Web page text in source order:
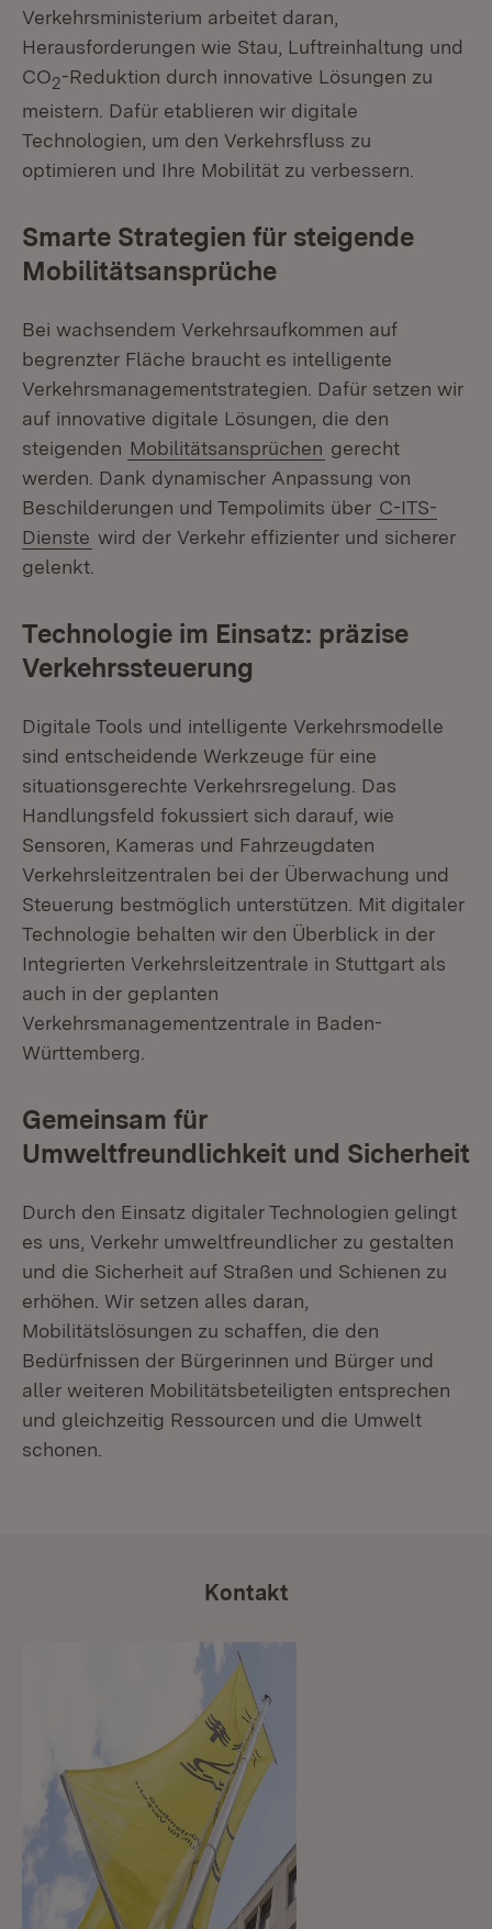
Verkehrsministerium arbeitet daran,
Herausforderungen wie Stau, Luftreinhaltung und
CO2-Reduktion durch innovative Lösungen zu
meistern. Dafür etablieren wir digitale
Technologien, um den Verkehrsfluss zu
optimieren und Ihre Mobilität zu verbessern.
Smarte Strategien für steigende
Mobilitätsansprüche
Bei wachsendem Verkehrsaufkommen auf
begrenzter Fläche braucht es intelligente
Verkehrsmanagementstrategien. Dafür setzen wir
auf innovative digitale Lösungen, die den
steigenden Mobilitätsansprüchen gerecht
werden. Dank dynamischer Anpassung von
Beschilderungen und Tempolimits über C-ITS-
Dienste wird der Verkehr effizienter und sicherer
gelenkt.
Technologie im Einsatz: präzise
Verkehrssteuerung
Digitale Tools und intelligente Verkehrsmodelle
sind entscheidende Werkzeuge für eine
situationsgerechte Verkehrsregelung. Das
Handlungsfeld fokussiert sich darauf, wie
Sensoren, Kameras und Fahrzeugdaten
Verkehrsleitzentralen bei der Überwachung und
Steuerung bestmöglich unterstützen. Mit digitaler
Technologie behalten wir den Überblick in der
Integrierten Verkehrsleitzentrale in Stuttgart als
auch in der geplanten
Verkehrsmanagementzentrale in Baden-
Württemberg.
Gemeinsam für
Umweltfreundlichkeit und Sicherheit
Durch den Einsatz digitaler Technologien gelingt
es uns, Verkehr umweltfreundlicher zu gestalten
und die Sicherheit auf Straßen und Schienen zu
erhöhen. Wir setzen alles daran,
Mobilitätslösungen zu schaffen, die den
Bedürfnissen der Bürgerinnen und Bürger und
aller weiteren Mobilitätsbeteiligten entsprechen
und gleichzeitig Ressourcen und die Umwelt
schonen.
Kontakt